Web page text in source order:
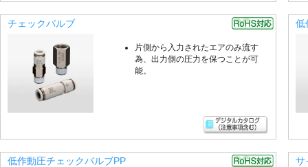
チェックバルブ
片側から入力されたエアのみ流す
為、出力側の圧力を保つことが可
能。
低
低作動圧チェックバルブPP サ